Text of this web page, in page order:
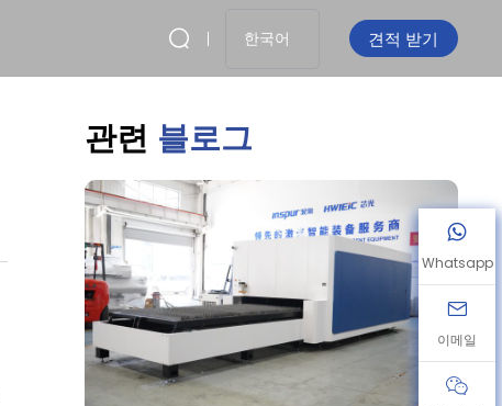
한국어 견적 받기
관련 블로그
Whatsapp
이메일